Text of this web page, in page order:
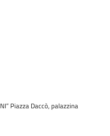
Piazza Daccò, palazzina